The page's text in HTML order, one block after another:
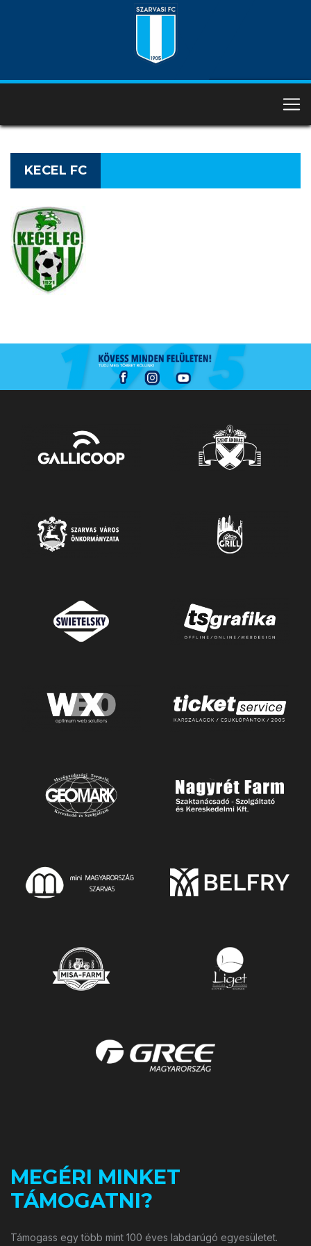
KECEL FC
MEGÉRI MINKET
TÁMOGATNI?
Támogass egy több mint 100 éves labdarúgó egyesületet.